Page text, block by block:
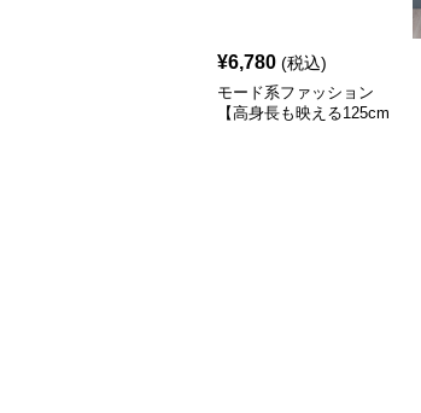
¥6,780 (税込)
モード系ファッション
【高身長も映える125cm